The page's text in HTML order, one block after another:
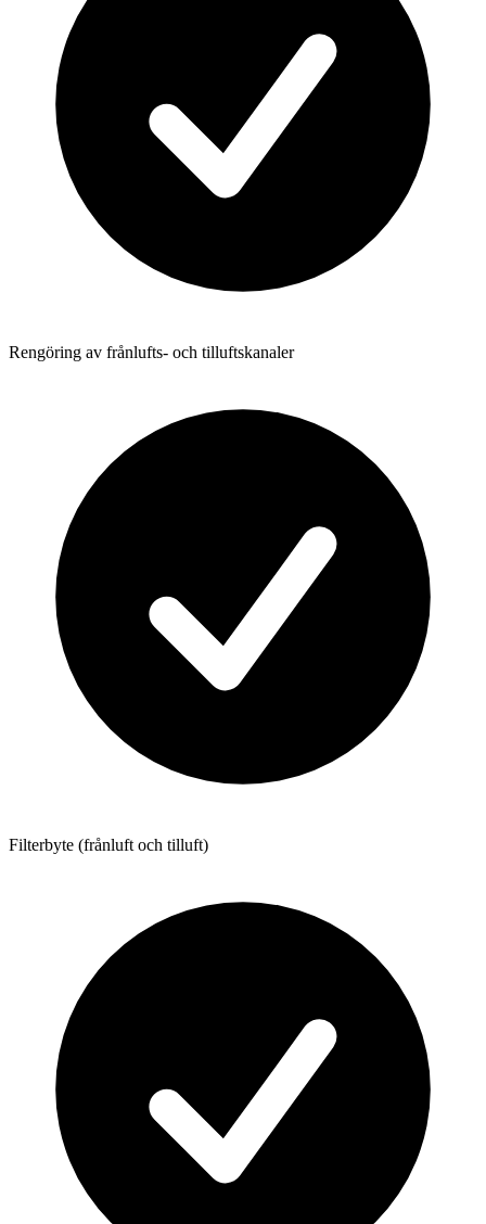
Rengöring av frånlufts- och tilluftskanaler
Filterbyte (frånluft och tilluft)